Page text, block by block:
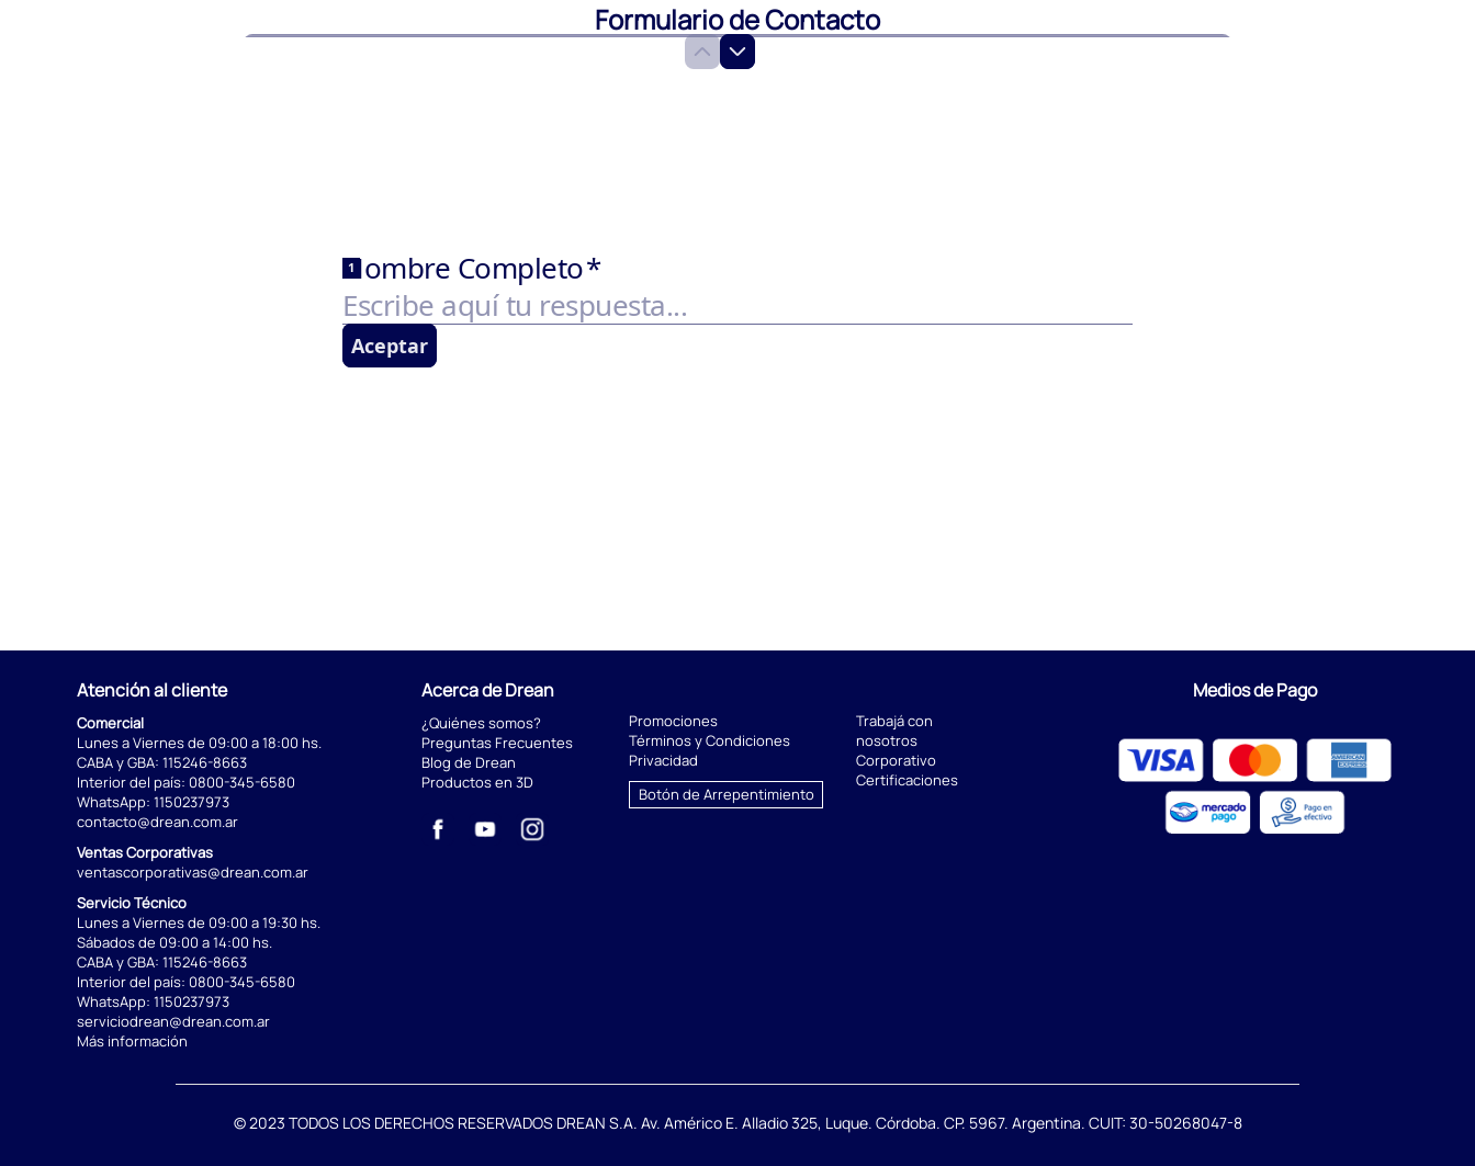
Formulario de Contacto
Atención al cliente
Comercial
Lunes a Viernes de 09:00 a 18:00 hs.
CABA y GBA: 115246-8663
Interior del país: 0800-345-6580
WhatsApp: 1150237973
contacto@drean.com.ar
Ventas Corporativas
ventascorporativas@drean.com.ar
Servicio Técnico
Lunes a Viernes de 09:00 a 19:30 hs.
Sábados de 09:00 a 14:00 hs.
CABA y GBA: 115246-8663
Interior del país: 0800-345-6580
WhatsApp: 1150237973
serviciodrean@drean.com.ar
Más información
Acerca de Drean
¿Quiénes somos?
Preguntas Frecuentes
Blog de Drean
Productos en 3D
Promociones
Términos y Condiciones
Privacidad
Botón de Arrepentimiento
Trabajá con
nosotros
Corporativo
Certificaciones
Medios de Pago
© 2023 TODOS LOS DERECHOS RESERVADOS DREAN S.A. Av. Américo E. Alladio 325, Luque. Córdoba. CP. 5967. Argentina. CUIT: 30-50268047-8